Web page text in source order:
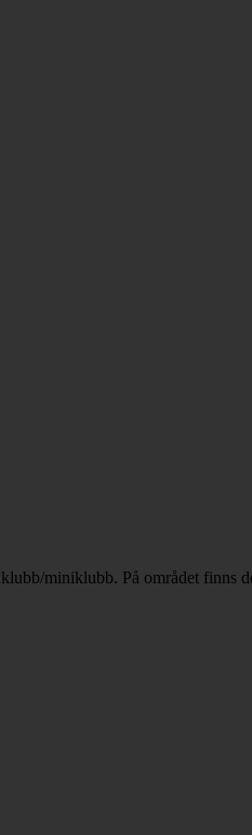
miniklubb. På området finns